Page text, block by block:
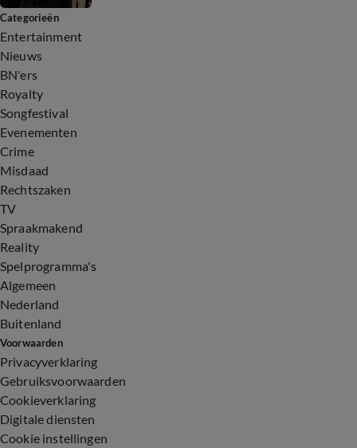
Categorieën
Entertainment
Nieuws
BN'ers
Royalty
Songfestival
Evenementen
Crime
Misdaad
Rechtszaken
TV
Spraakmakend
Reality
Spelprogramma's
Algemeen
Nederland
Buitenland
Voorwaarden
Privacyverklaring
Gebruiksvoorwaarden
Cookieverklaring
Digitale diensten
Cookie instellingen